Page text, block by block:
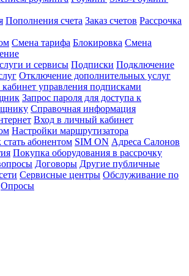
Пополнения счета Заказ счетов Рассрочка
Смена тарифа Блокировка Смена
и сервисы Подписки Подключение
Отключение дополнительных услуг
управления подписками
Запрос пароля для доступа к
Справочная информация
Вход в личный кабинет
Настройки маршрутизатора
стать абонентом SIM ON Адреса Салонов
Покупка оборудования в рассрочку
Договоры Другие публичные
Сервисные центры Обслуживание по
Опросы